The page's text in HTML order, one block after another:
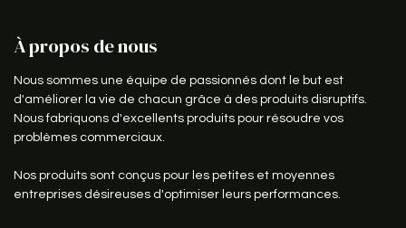
À propos de nous
Nous sommes une équipe de passionnés dont le but est
d'améliorer la vie de chacun grâce à des produits disruptifs.
Nous fabriquons d'excellents produits pour résoudre vos
problèmes commerciaux.
Nos produits sont conçus pour les petites et moyennes
entreprises désireuses d'optimiser leurs performances.